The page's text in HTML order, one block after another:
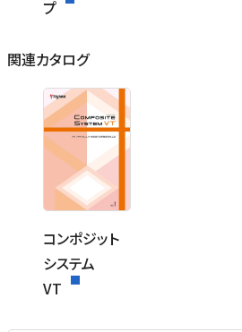
プ
関連カタログ
コンポジット
システム
VT